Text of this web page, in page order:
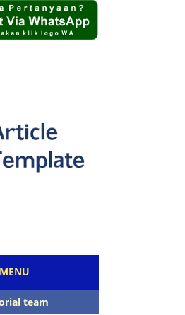
MENU
team